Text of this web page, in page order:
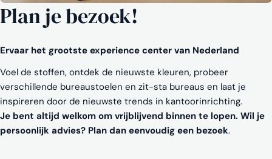
Plan je bezoek!
Ervaar het grootste experience center van Nederland
Voel de stoffen, ontdek de nieuwste kleuren, probeer
verschillende bureaustoelen en zit-sta bureaus en laat je
inspireren door de nieuwste trends in kantoorinrichting.
Je bent altijd welkom om vrijblijvend binnen te lopen. Wil je
persoonlijk advies? Plan dan eenvoudig een bezoek.